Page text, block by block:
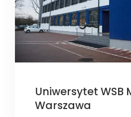
Uniwersytet WSB
Warszawa